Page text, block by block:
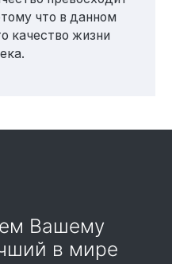
что в данном
качество жизни
в мире